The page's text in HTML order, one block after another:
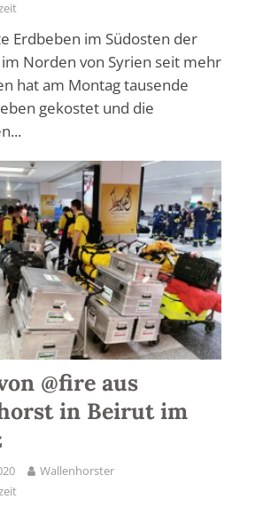
Erdbeben im Südosten der
Norden von Syrien seit mehr
hat am Montag tausende
gekostet und die
@fire aus
in Beirut im
Wallenhorster